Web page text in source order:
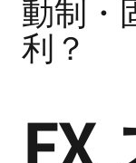
動制・
利？
FX